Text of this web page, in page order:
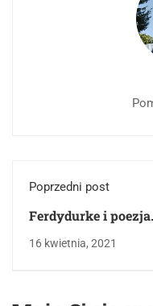
Poprzedni post
Ferdydurke i poezja
Wisławy
16 kwietnia, 2021